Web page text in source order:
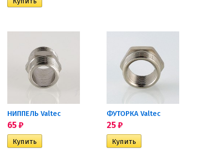
НИППЕЛЬ Valtec
65₽
ФУТОРКА Valtec
25₽